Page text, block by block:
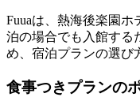
Fuuaは、熱海後楽園
泊の場合でも入館する
め、宿泊プランの選び
食事つきプランの